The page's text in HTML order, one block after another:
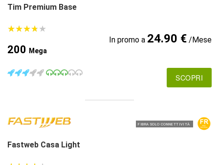
Tim Premium Base
★★★★★
★★★★★
200 Mega
In promo a 24.90 €/Mese
SCOPRI
FIBRA SOLO CONNETTIVITÀ
Fastweb Casa Light